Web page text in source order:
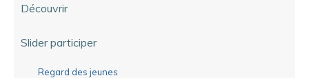
Découvrir
Slider participer
Regard des jeunes